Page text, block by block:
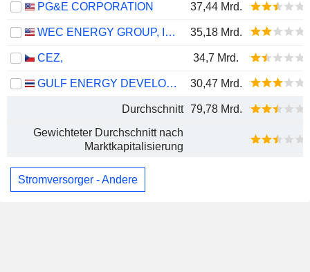
PG&E CORPORATION 37,44 Mrd.
WEC ENERGY GROUP, INC. 35,18 Mrd.
CEZ, 34,7 Mrd.
GULF ENERGY DEVELOPMENT 30,47 Mrd.
Durchschnitt 79,78 Mrd.
Gewichteter Durchschnitt nach
Marktkapitalisierung
Stromversorger - Andere